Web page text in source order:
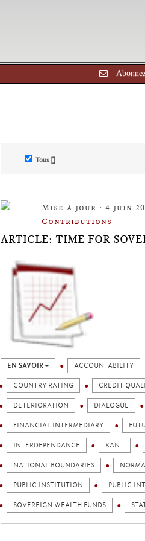
Tous []
Mise à jour : 4 juin
Contributions
ARTICLE: TIME FOR
EN SAVOIR + ACCOUNTABILITY
COUNTRY RATING CREDIT
DETERIORATION DIALOGUE
FINANCIAL INTERMEDIARY
INTERDEPENDANCE KANT
NATIONAL BOUNDARIES
PUBLIC INSTITUTION PUBLIC
SOVEREIGN WEALTH FUNDS